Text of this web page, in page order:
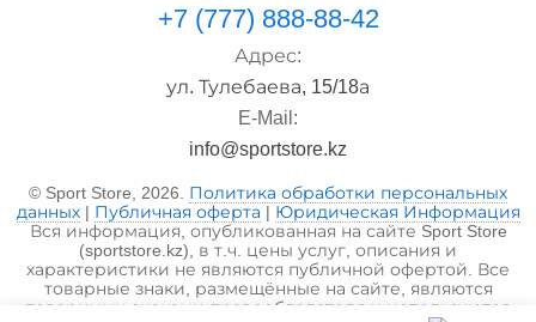
+7 (777) 888-88-42
Адрес:
ул. Тулебаева, 15/18а
E-Mail:
info@sportstore.kz
© Sport Store, 2026. Политика обработки персональных
данных| Публичная оферта | Юридическая Информация
Вся информация, опубликованная на сайте Sport Store
(sportstore.kz), в т.ч. цены услуг, описания и
характеристики не являются публичной офертой. Все
товарные знаки, размещённые на сайте, являются
товарными знаками правообладателя и используются